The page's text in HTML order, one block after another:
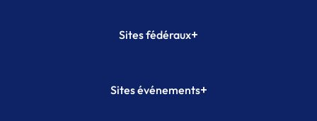
Sites fédéraux+
Plateforme Formation
Sites événements+